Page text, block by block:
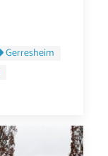
Gerresheim